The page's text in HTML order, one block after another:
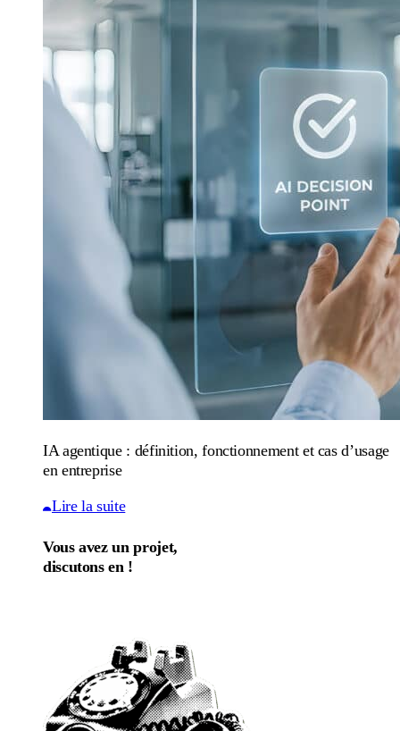
IA agentique : définition, fonctionnement et cas d’usage
en entreprise
Lire la suite
Vous avez un projet,
discutons en !